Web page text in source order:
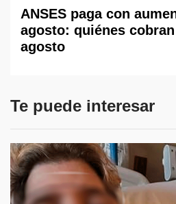
ANSES paga con
agosto: quiénes
agosto
Te puede interesar